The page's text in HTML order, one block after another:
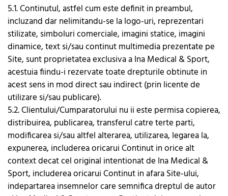
5.1. Continutul, astfel cum este definit in preambul,
incluzand dar nelimitandu-se la logo-uri, reprezentari
stilizate, simboluri comerciale, imagini statice, imagini
dinamice, text si/sau continut multimedia prezentate pe
Site, sunt proprietatea exclusiva a Ina Medical & Sport,
acestuia fiindu-i rezervate toate drepturile obtinute in
acest sens in mod direct sau indirect (prin licente de
utilizare si/sau publicare).
5.2. Clientului/Cumparatorului nu ii este permisa copierea,
distribuirea, publicarea, transferul catre terte parti,
modificarea si/sau altfel alterarea, utilizarea, legarea la,
expunerea, includerea oricarui Continut in orice alt
context decat cel original intentionat de Ina Medical &
Sport, includerea oricarui Continut in afara Site-ului,
indepartarea insemnelor care semnifica dreptul de autor